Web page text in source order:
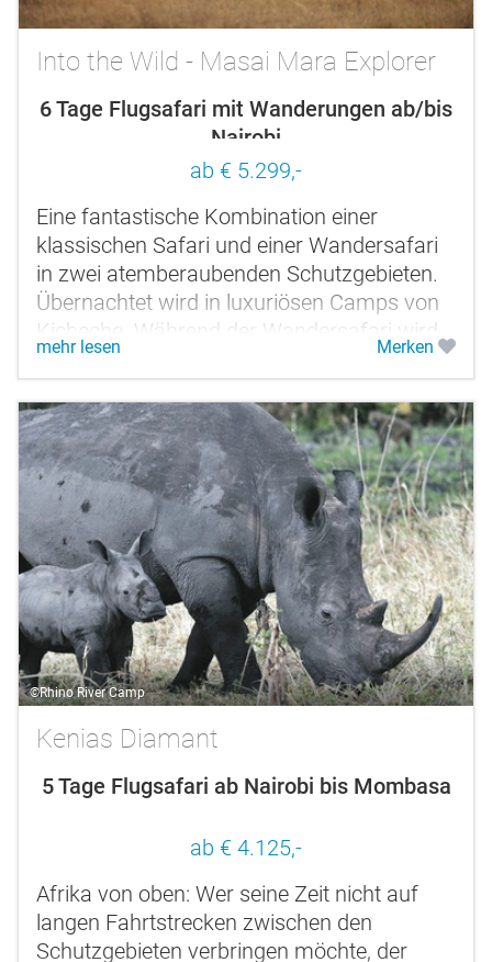
Into the Wild - Masai Mara Explorer
6 Tage Flugsafari mit Wanderungen ab/bis
Nairobi
ab € 5.299,-
Eine fantastische Kombination einer
klassischen Safari und einer Wandersafari
in zwei atemberaubenden Schutzgebieten.
Übernachtet wird in luxuriösen Camps von
Kicheche. Während der Wandersafari wird
exklusiv für Sie ein Wildniscamp...
mehr lesen Merken
©Rhino River Camp
Kenias Diamant
5 Tage Flugsafari ab Nairobi bis Mombasa
ab € 4.125,-
Afrika von oben: Wer seine Zeit nicht auf
langen Fahrtstrecken zwischen den
Schutzgebieten verbringen möchte, der